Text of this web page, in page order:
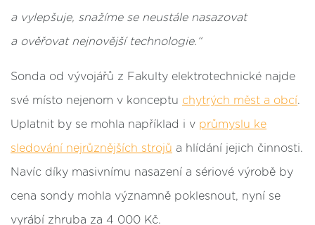
a vylepšuje, snažíme se neustále nasazovat
a ověřovat nejnovější technologie.“
Sonda od vývojářů z Fakulty elektrotechnické najde
své místo nejenom v konceptu chytrých měst a obcí.
Uplatnit by se mohla například i v průmyslu ke
sledování nejrůznějších strojů a hlídání jejich činnosti.
Navíc díky masivnímu nasazení a sériové výrobě by
cena sondy mohla významně poklesnout, nyní se
vyrábí zhruba za 4 000 Kč.